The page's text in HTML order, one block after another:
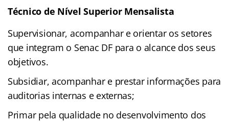
Técnico de Nível Superior Mensalista
Supervisionar, acompanhar e orientar os setores
que integram o Senac DF para o alcance dos seus
objetivos.
Subsidiar, acompanhar e prestar informações para
auditorias internas e externas;
Primar pela qualidade no desenvolvimento dos